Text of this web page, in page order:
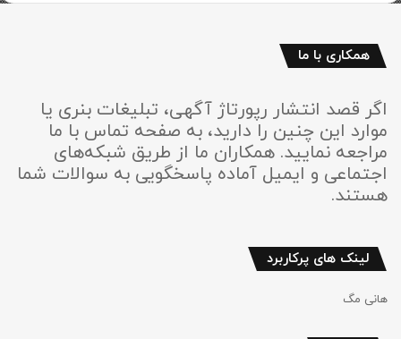
همکاری با ما
اگر قصد انتشار رپورتاژ آگهی، تبلیغات بنری یا
موارد این چنین را دارید، به صفحه تماس با ما
مراجعه نمایید. همکاران ما از طریق شبکه‌های
اجتماعی و ایمیل آماده پاسخگویی به سوالات شما
هستند.
لینک های پرکاربرد
هانی مگ